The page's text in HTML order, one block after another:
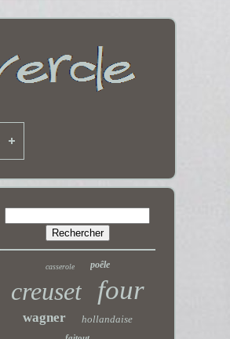
casserole poêle
creuset four
wagner hollandaise
faitout